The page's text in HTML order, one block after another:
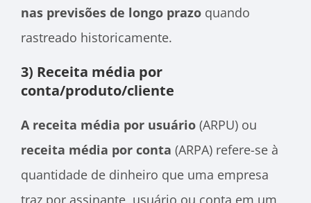
nas previsões de longo prazo quando
rastreado historicamente.
3) Receita média por
conta/produto/cliente
A receita média por usuário (ARPU) ou
receita média por conta (ARPA) refere-se à
quantidade de dinheiro que uma empresa
traz por assinante, usuário ou conta em um